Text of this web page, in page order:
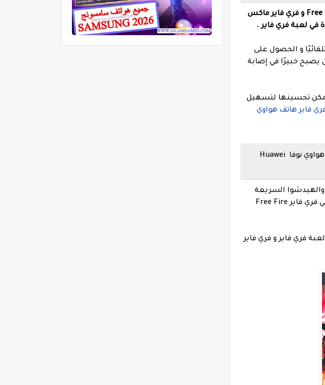
اليك أفضل إعدادات الحساسية و الهيدشوت و دقة التصويب في لعبة فري فاير Free fire و فري فاير ماكس
و الحصول على
خبيرًا في إصابة
تحسينها لتسهيل
فاير هاتف هواوي
أفضل إعدادات الهيدشوت والحساسية في فري فاير و فري فاير ماكس على هاتف هواوي نوفا Huawei
والهيدشوا السريعة
فحسب ، بل ستقلل أيضًا من ارتداد الأسلحة. فيما يلي أفضل إعدادات الحساسية في فري فاير Free Fire
فري فاير و فري فاير